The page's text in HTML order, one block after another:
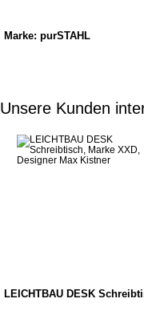
Marke: purSTAHL
Unsere Kunden
LEICHTBAU DESK